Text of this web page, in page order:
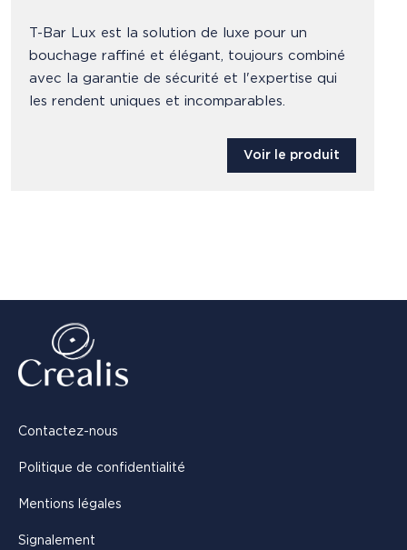
T-Bar Lux est la solution de luxe pour un
bouchage raffiné et élégant, toujours combiné
avec la garantie de sécurité et l'expertise qui
les rendent uniques et incomparables.
Voir le produit
Contactez-nous
Politique de confidentialité
Mentions légales
Signalement